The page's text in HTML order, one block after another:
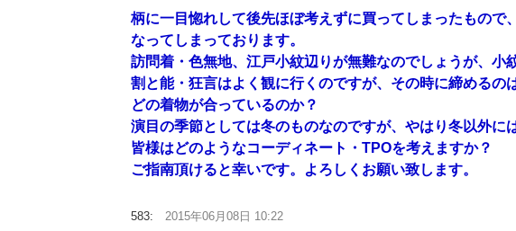
柄に一目惚れして後先ほぼ考えずに買ってしまったもの
なってしまっております。
訪問着・色無地、江戸小紋辺りが無難なのでしょうが、小
割と能・狂言はよく観に行くのですが、その時に締めるの
どの着物が合っているのか？
演目の季節としては冬のものなのですが、やはり冬以外に
皆様はどのようなコーディネート・TPOを考えますか？
ご指南頂けると幸いです。よろしくお願い致します。
583: 2015年06月08日 10:22